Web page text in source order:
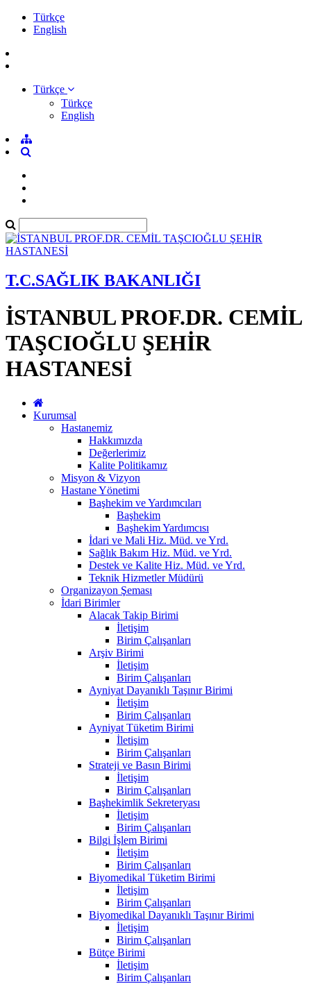
Türkçe
English
Türkçe
Türkçe
English
T.C.SAĞLIK BAKANLIĞI
İSTANBUL PROF.DR. CEMİL
TAŞCIOĞLU ŞEHİR
HASTANESİ
Kurumsal
Hastanemiz
Hakkımızda
Değerlerimiz
Kalite Politikamız
Misyon & Vizyon
Hastane Yönetimi
Başhekim ve Yardımcıları
Başhekim
Başhekim Yardımcısı
İdari ve Mali Hiz. Müd. ve Yrd.
Sağlık Bakım Hiz. Müd. ve Yrd.
Destek ve Kalite Hiz. Müd. ve Yrd.
Teknik Hizmetler Müdürü
Organizayon Şeması
İdari Birimler
Alacak Takip Birimi
İletişim
Birim Çalışanları
Arşiv Birimi
İletişim
Birim Çalışanları
Ayniyat Dayanıklı Taşınır Birimi
İletişim
Birim Çalışanları
Ayniyat Tüketim Birimi
İletişim
Birim Çalışanları
Strateji ve Basın Birimi
İletişim
Birim Çalışanları
Başhekimlik Sekreteryası
İletişim
Birim Çalışanları
Bilgi İşlem Birimi
İletişim
Birim Çalışanları
Biyomedikal Tüketim Birimi
İletişim
Birim Çalışanları
Biyomedikal Dayanıklı Taşınır Birimi
İletişim
Birim Çalışanları
Bütçe Birimi
İletişim
Birim Çalışanları